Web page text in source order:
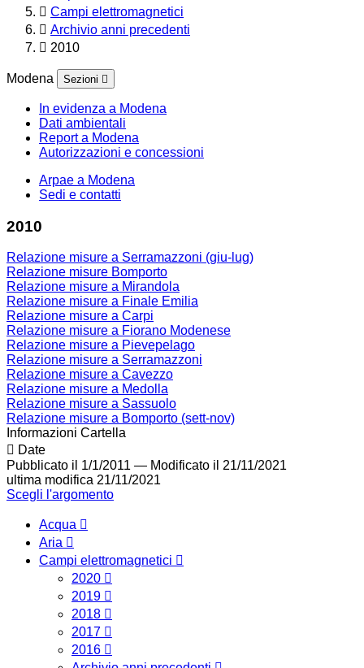
Campi elettromagnetici
Archivio anni precedenti
2010
Modena Sezioni
In evidenza a Modena
Dati ambientali
Report a Modena
Autorizzazioni e concessioni
Arpae a Modena
Sedi e contatti
2010
Relazione misure a Serramazzoni (giu-lug)
Relazione misure Bomporto
Relazione misure a Mirandola
Relazione misure a Finale Emilia
Relazione misure a Carpi
Relazione misure a Fiorano Modenese
Relazione misure a Pievepelago
Relazione misure a Serramazzoni
Relazione misure a Cavezzo
Relazione misure a Medolla
Relazione misure a Sassuolo
Relazione misure a Bomporto (sett-nov)
Informazioni Cartella
Date
Pubblicato il 1/1/2011 — Modificato il 21/11/2021
ultima modifica 21/11/2021
Scegli l'argomento
Acqua
Aria
Campi elettromagnetici
2020
2019
2018
2017
2016